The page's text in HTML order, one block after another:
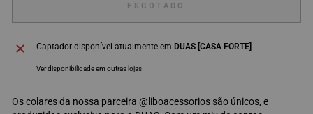
ESGOTADO
Captador disponível atualmente em DUAS [CASA FORTE]
Ver disponibilidade em outras lojas
Os colares da nossa parceira @liboacessorios são únicos, e